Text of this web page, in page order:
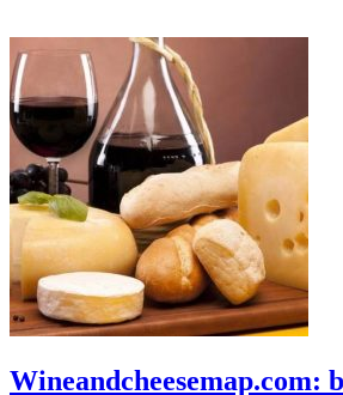
Wineandcheesemap.com: